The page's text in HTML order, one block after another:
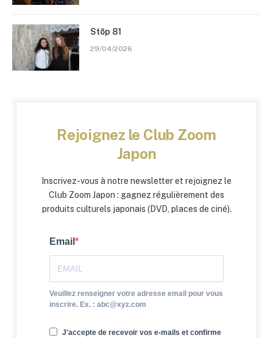
Stōp 81
29/04/2026
Rejoignez le Club Zoom
Japon
Inscrivez-vous à notre newsletter et rejoignez le
Club Zoom Japon : gagnez régulièrement des
produits culturels japonais (DVD, places de ciné).
Email
Veuillez renseigner votre adresse email pour vous
inscrire. Ex. : abc@xyz.com
J'accepte de recevoir vos e-mails et confirme